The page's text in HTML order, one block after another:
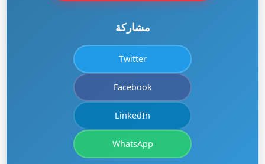
مشاركة
Twitter
Facebook
LinkedIn
WhatsApp